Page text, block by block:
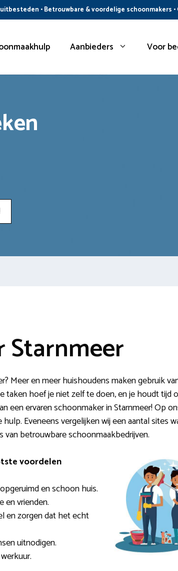
• Betrouwbare & voordelige schoonmakers
Aanbieders Voor
Starnmeer
Meer en meer huishoudens maken gebruik
hoef je niet zelf te doen, en je houdt tijd
een ervaren schoonmaker in Starnmeer! Op
Eveneens vergelijken wij een aantal sites
betrouwbare schoonmaakbedrijven.
voordelen
en schoon huis.
en vrienden.
en zorgen dat het echt
uitnodigen.